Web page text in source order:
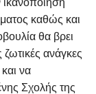
καθώς και
θα βρει
ανάγκες
να
Σχολής της